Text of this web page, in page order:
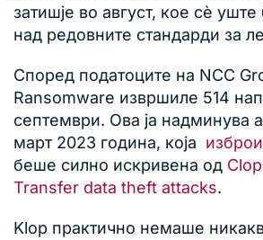
затишје во август, кое сè
над редовните стандарди за
Според податоците на NCC
Ransomware извршиле 514
септември. Ова ја надминува
март 2023 година, која
беше силно искривена од
Transfer data theft attacks.
Klop практично немаше